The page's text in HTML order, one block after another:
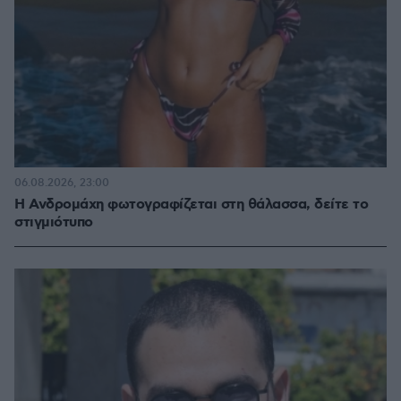
Η Ανδρομάχη φωτογραφίζεται στη θάλασσα, δείτε το
στιγμιότυπο
06.08.2026, 23:00